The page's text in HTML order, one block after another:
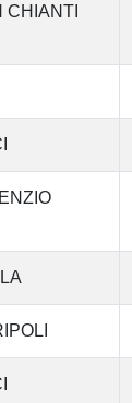
CHIANTI